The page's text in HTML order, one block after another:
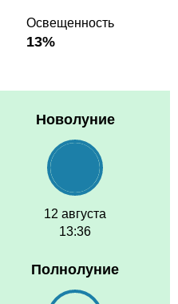
Освещенность
13%
Новолуние
12 августа
13:36
Полнолуние